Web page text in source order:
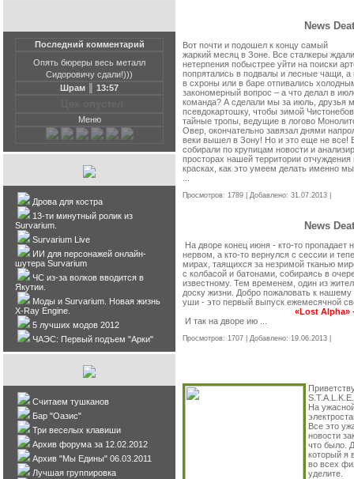
News
Вот почти и подошел к концу самый
жаркий месяц в Зоне. Все сталкеры
нетерпения побыстрее уйти на поиски
попрятались в подвалы и лесные чащи, а
в схроны или в баре отпивались
закономерный вопрос – а что делал в
команда? А сделали мы за июль, друзья
псевдокартошку, чтобы зимой
тайные тропы, ведущие в логово
Овер, окончательно завязал днями
веки вышел в Зону! Но и это еще не все!
собирали по крупицам новости и
просторах нашей территории отчуждения
красках, как это умеем делать именно
Просмотров: 1789 | Добавлено: 31.07.2013
News
На дворе конец июня - кто-то пропадает
нервом, а кто-то вернулся с сессии и
мирах, таящихся за незримой тканью
с колбасой и батонами, собираясь в
известному. Тем временем, один из
доску жизни. Добро пожаловать к нашему
уши - это первый выпуск ежемесячной
«Lost
И так на дворе ию
Просмотров: 1707 | Добавлено: 19.06.2013
На
Все это
новости
что было.
который я
во всех
уделите.
Последний комментарий
Опять бюреры весь металл
Сидоровичу сдали!)))
Шрам ║ 13:57
Меню
Дрова для костра
13-ти минутный ролик из
Survarium.
Survarium Live
ИИ для персонажей онлайн-
шутера Survarium
ЧС из-за волков вводится в
Якутии.
Моды и Survarium. Новая жизнь
X-Ray Engine.
5 лучших модов 2012
ЧАЭС: Первый подъем "Арки"
Считаем тушканов
Бар "Оазис"
Три веселых клавиши
Архив форума за 12.02.2012
Архив "Мы Едины" 06.03.2011
Лучшая группировка